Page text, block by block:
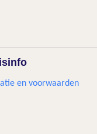
en voorwaarden